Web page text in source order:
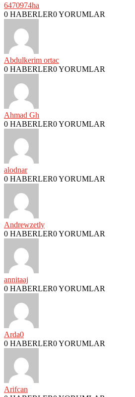
6470974ha
0 HABERLER0 YORUMLAR
Abdulkerim ortac
0 HABERLER0 YORUMLAR
Ahmad Gh
0 HABERLER0 YORUMLAR
alodnar
0 HABERLER0 YORUMLAR
Andrewzetly
0 HABERLER0 YORUMLAR
annitaaj
0 HABERLER0 YORUMLAR
Arda0
0 HABERLER0 YORUMLAR
Arifcan